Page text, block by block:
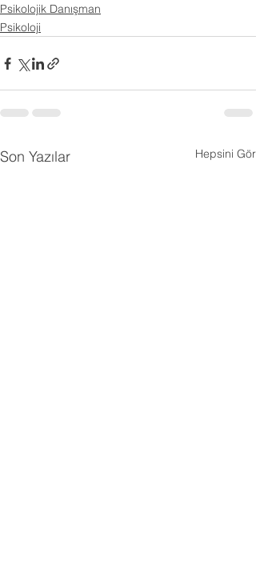
Psikolojik Danışman
Psikoloji
Son Yazılar Hepsini Gör